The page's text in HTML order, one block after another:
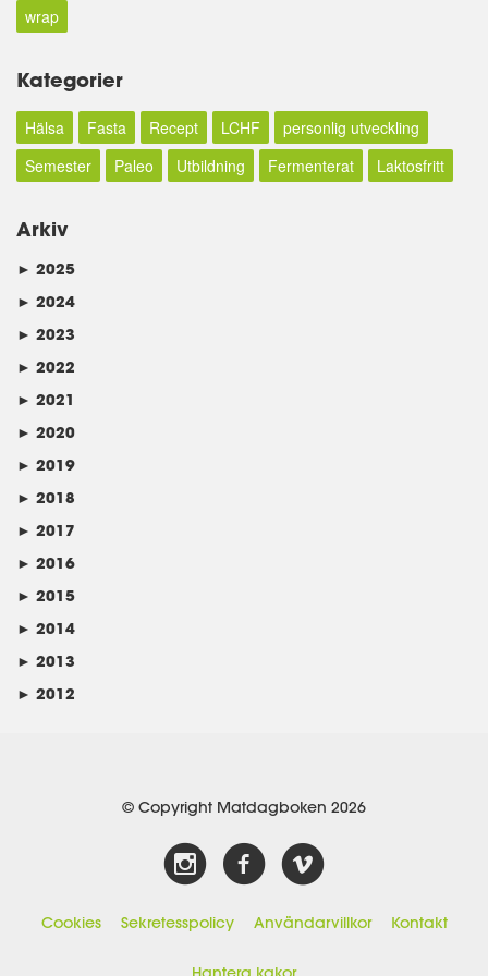
wrap
Kategorier
Hälsa Fasta Recept LCHF
personlig utveckling
Semester
Paleo Utbildning Fermenterat Laktosfritt
Arkiv
► 2025
► 2024
► 2023
► 2022
► 2021
► 2020
► 2019
► 2018
► 2017
► 2016
► 2015
► 2014
► 2013
► 2012
© Copyright Matdagboken 2026
Cookies Sekretesspolicy Användarvillkor Kontakt